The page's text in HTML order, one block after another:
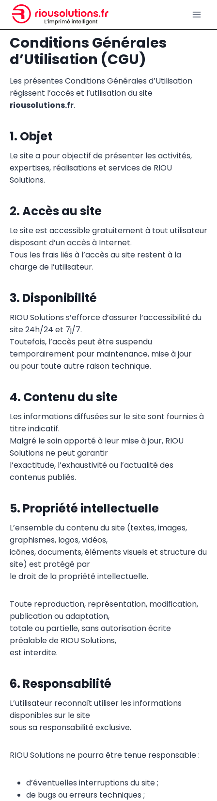
Aller
contenu
Conditions Générales
d’Utilisation (CGU)
Les présentes Conditions Générales d’Utilisation
régissent l’accès et l’utilisation du site
riousolutions.fr.
1. Objet
Le site a pour objectif de présenter les activités,
expertises, réalisations et services de RIOU
Solutions.
2. Accès au site
Le site est accessible gratuitement à tout utilisateur
disposant d’un accès à Internet.
Tous les frais liés à l’accès au site restent à la
charge de l’utilisateur.
3. Disponibilité
RIOU Solutions s’efforce d’assurer l’accessibilité du
site 24h/24 et 7j/7.
Toutefois, l’accès peut être suspendu
temporairement pour maintenance, mise à jour
ou pour toute autre raison technique.
4. Contenu du site
Les informations diffusées sur le site sont fournies à
titre indicatif.
Malgré le soin apporté à leur mise à jour, RIOU
Solutions ne peut garantir
l’exactitude, l’exhaustivité ou l’actualité des
contenus publiés.
5. Propriété intellectuelle
L’ensemble du contenu du site (textes, images,
graphismes, logos, vidéos,
icônes, documents, éléments visuels et structure du
site) est protégé par
le droit de la propriété intellectuelle.
Toute reproduction, représentation, modification,
publication ou adaptation,
totale ou partielle, sans autorisation écrite
préalable de RIOU Solutions,
est interdite.
6. Responsabilité
L’utilisateur reconnaît utiliser les informations
disponibles sur le site
sous sa responsabilité exclusive.
RIOU Solutions ne pourra être tenue responsable :
d’éventuelles interruptions du site ;
de bugs ou erreurs techniques ;